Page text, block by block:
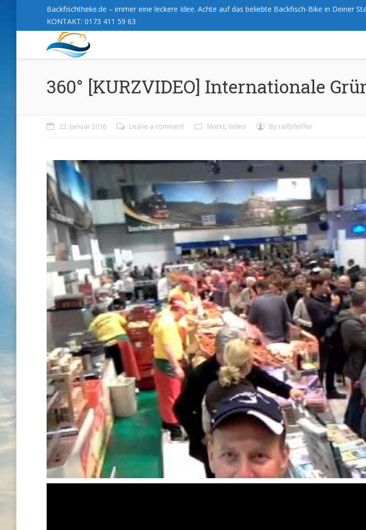
Backfischtheke.de – immer eine leckere Idee. Achte auf das beliebte Backfisch-Bike in Deiner
KONTAKT: 0173 411 59 63
360° [KURZVIDEO] Internationale
22. Januar 2016 Leave a comment Markt, Video By ralfpfeiffer